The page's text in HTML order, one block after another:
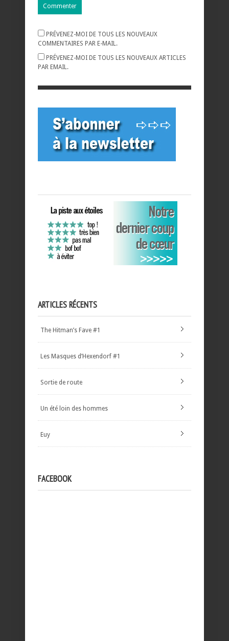
PRÉVENEZ-MOI DE TOUS LES NOUVEAUX
COMMENTAIRES PAR E-MAIL.
PRÉVENEZ-MOI DE TOUS LES NOUVEAUX ARTICLES
PAR EMAIL.
ARTICLES RÉCENTS
The Hitman’s Fave #1
Les Masques d’Hexendorf #1
Sortie de route
Un été loin des hommes
Euy
FACEBOOK